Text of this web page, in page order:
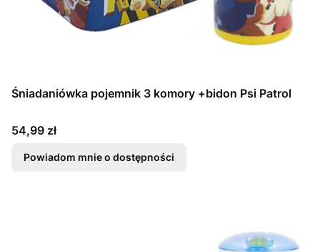
Śniadaniówka pojemnik 3 komory +bidon Psi Patrol
Cena
54,99 zł
Powiadom mnie o dostępności